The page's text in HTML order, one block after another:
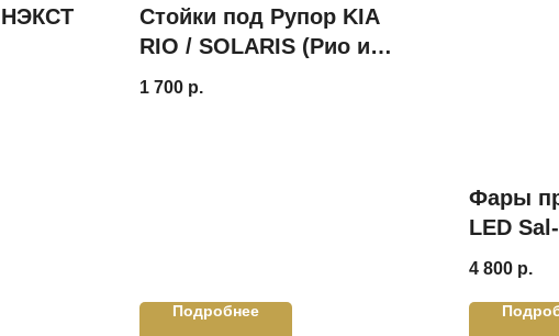
Стойки под Рупор KIA
RIO / SOLARIS (Рио и
Солярис)
1 700 р.
Подробнее
Фары
LED
X-Ray /
50 Вт (2
4 800 р.